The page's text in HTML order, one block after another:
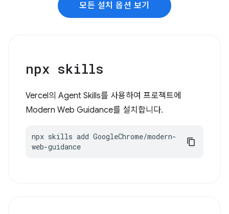
모든 설치 옵션 보기
npx skills
Vercel의 Agent Skills를 사용하여 프로젝트에
Modern Web Guidance를 설치합니다.
npx skills add GoogleChrome/modern-
web-guidance